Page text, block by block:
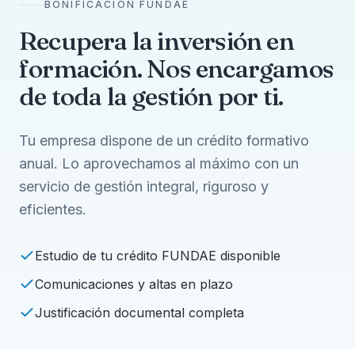
BONIFICACIÓN FUNDAE
Recupera la inversión en
formación. Nos encargamos
de toda la gestión por ti.
Tu empresa dispone de un crédito formativo
anual. Lo aprovechamos al máximo con un
servicio de gestión integral, riguroso y
eficientes.
Estudio de tu crédito FUNDAE disponible
Comunicaciones y altas en plazo
Justificación documental completa